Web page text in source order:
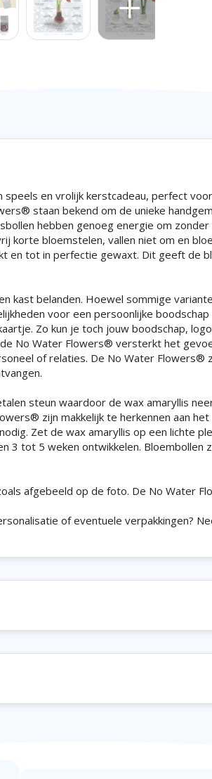
speels en vrolijk kerstcadeau, perfect
staan bekend om de unieke
hebben genoeg energie om
korte bloemstelen, vallen niet om en
en tot in perfectie gewaxt. Dit geeft de
kast belanden. Hoewel sommige
voor een persoonlijke
Zo kun je toch jouw boodschap,
No Water Flowers® versterkt het
of relaties. De No Water Flowers®
steun waardoor de wax amaryllis
zijn makkelijk te herkennen aan
Zet de wax amaryllis op een lichte
3 tot 5 weken ontwikkelen. Bloembollen
afgebeeld op de foto. De No Water
of eventuele verpakkingen?